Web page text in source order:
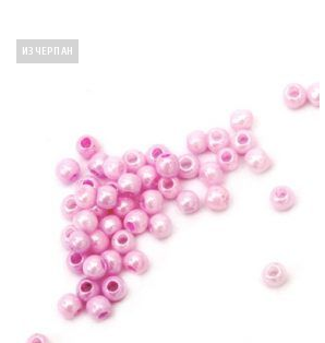
ИЗЧЕРПАН